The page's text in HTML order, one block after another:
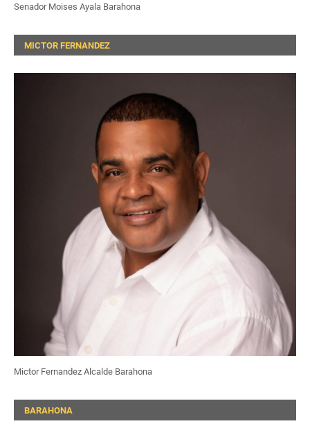
Senador Moises Ayala Barahona
MICTOR FERNANDEZ
Mictor Fernandez Alcalde Barahona
BARAHONA